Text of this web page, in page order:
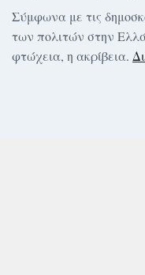
Σύμφωνα με τις
των πολιτών στην
φτώχεια, η ακρίβεια.